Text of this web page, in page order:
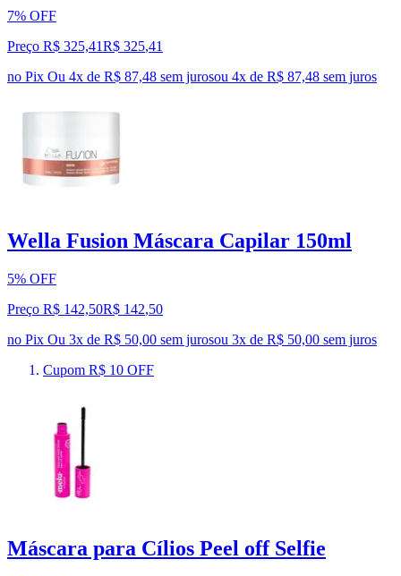
7% OFF
Preço R$ 325,41R$ 325,41
no Pix Ou 4x de R$ 87,48 sem jurosou 4x de R$ 87,48 sem juros
Wella Fusion Máscara Capilar 150ml
5% OFF
Preço R$ 142,50R$ 142,50
no Pix Ou 3x de R$ 50,00 sem jurosou 3x de R$ 50,00 sem juros
Cupom R$ 10 OFF
Máscara para Cílios Peel off Selfie